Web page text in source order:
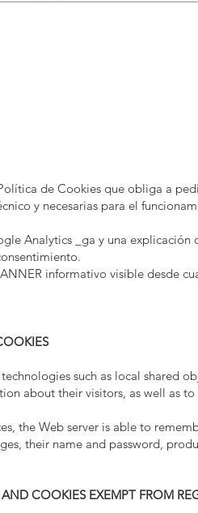
de Cookies que obliga a
y necesarias para el
Analytics _ga y una
informativo visible desde
such as local shared
about their visitors, as well as
the Web server is able to
their name and password,
COOKIES EXEMPT FROM